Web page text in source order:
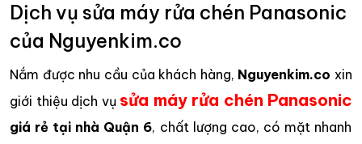
Dịch vụ sửa máy rửa chén Panasonic
của Nguyenkim.co
Nắm được nhu cầu của khách hàng, Nguyenkim.co xin
giới thiệu dịch vụ sửa máy rửa chén Panasonic
giá rẻ tại nhà Quận 6, chất lượng cao, có mặt nhanh